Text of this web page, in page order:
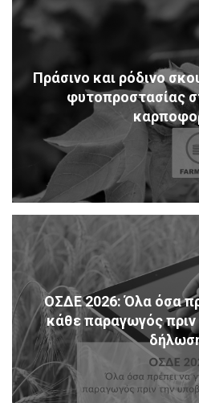
Πράσινο και ρόδινο
φυτοπροστασίας
ΟΣΔΕ 2026: Όλα όσα
κάθε παραγωγός